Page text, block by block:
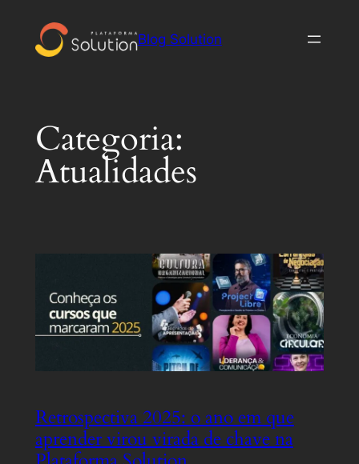
Blog Solution
Categoria:
Atualidades
Retrospectiva 2025: o ano em que
aprender virou virada de chave na